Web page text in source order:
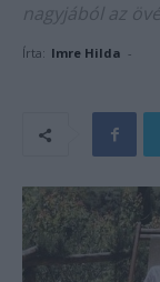
nagyjából az
Írta: Imre Hilda -